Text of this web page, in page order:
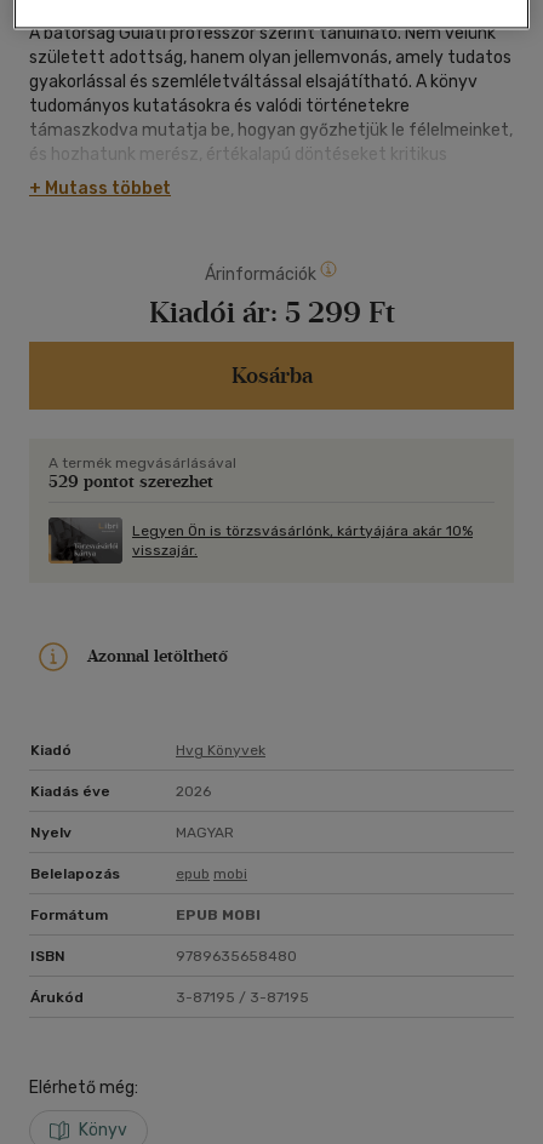
A bátorság Gulati professzor szerint tanulható. Nem velünk
született adottság, hanem olyan jellemvonás, amely tudatos
gyakorlással és szemléletváltással elsajátítható. A könyv
tudományos kutatásokra és valódi történetekre
támaszkodva mutatja be, hogyan győzhetjük le félelmeinket,
és hozhatunk merész, értékalapú döntéseket kritikus
pillanatokban. Gulati példái a hétköznapi helytállástól a
szélsőségekig ívelnek: az egészségügyi dolgozók Covid alatti
hogyan válnak a merész döntések olyan vállalatok
működésének alapelvévé, mint a Netflix, a BlackBerry, a Pfizer
vagy a Lyft. A könyv emellett gyakorlati stratégiákat is kínál
a bátorság fejlesztéséhez. Nem titkolt küldetése, hogy az
olvasók felismerjék: a bátorság nem a félelem hiánya, hanem
+ Mutass többet
Árinformációk
Kiadói ár: 5 299 Ft
Kosárba
A termék megvásárlásával
529 pontot szerezhet
Legyen Ön is törzsvásárlónk, kártyájára akár 10%
visszajár.
Azonnal letölthető
Kiadó Hvg Könyvek
Kiadás éve 2026
Nyelv MAGYAR
Belelapozás epub mobi
Formátum EPUB MOBI
ISBN 9789635658480
Árukód 3-87195 / 3-87195
Elérhető még:
Könyv